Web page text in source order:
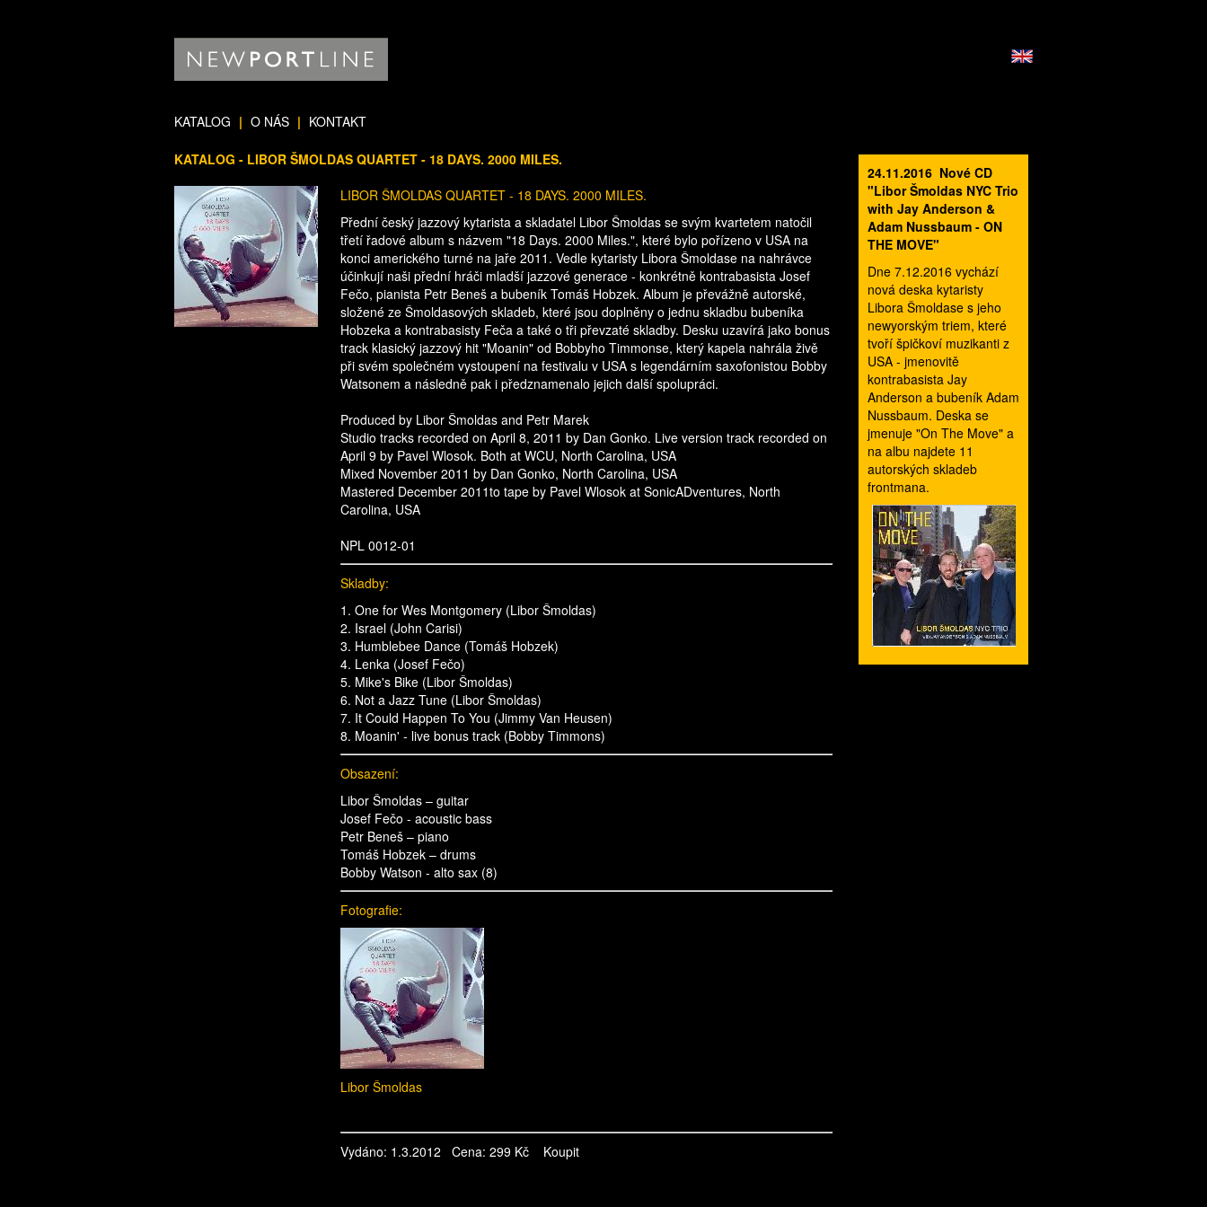
KATALOG | O NÁS | KONTAKT
KATALOG - LIBOR ŠMOLDAS QUARTET - 18 DAYS. 2000 MILES.
LIBOR ŠMOLDAS QUARTET - 18 DAYS. 2000 MILES.
Přední český jazzový kytarista a skladatel Libor Šmoldas se svým kvartetem natočil
třetí řadové album s názvem "18 Days. 2000 Miles.", které bylo pořízeno v USA na
konci amerického turné na jaře 2011. Vedle kytaristy Libora Šmoldase na nahrávce
účinkují naši přední hráči mladší jazzové generace - konkrétně kontrabasista Josef
Fečo, pianista Petr Beneš a bubeník Tomáš Hobzek. Album je převážně autorské,
složené ze Šmoldasových skladeb, které jsou doplněny o jednu skladbu bubeníka
Hobzeka a kontrabasisty Feča a také o tři převzaté skladby. Desku uzavírá jako bonus
track klasický jazzový hit "Moanin" od Bobbyho Timmonse, který kapela nahrála živě
při svém společném vystoupení na festivalu v USA s legendárním saxofonistou Bobby
Watsonem a následně pak i předznamenalo jejich další spolupráci.
Produced by Libor Šmoldas and Petr Marek
Studio tracks recorded on April 8, 2011 by Dan Gonko. Live version track recorded on
April 9 by Pavel Wlosok. Both at WCU, North Carolina, USA
Mixed November 2011 by Dan Gonko, North Carolina, USA
Mastered December 2011to tape by Pavel Wlosok at SonicADventures, North
Carolina, USA
NPL 0012-01
Skladby:
1. One for Wes Montgomery (Libor Šmoldas)
2. Israel (John Carisi)
3. Humblebee Dance (Tomáš Hobzek)
4. Lenka (Josef Fečo)
5. Mike's Bike (Libor Šmoldas)
6. Not a Jazz Tune (Libor Šmoldas)
7. It Could Happen To You (Jimmy Van Heusen)
8. Moanin' - live bonus track (Bobby Timmons)
Obsazení:
Libor Šmoldas – guitar
Josef Fečo - acoustic bass
Petr Beneš – piano
Tomáš Hobzek – drums
Bobby Watson - alto sax (8)
Fotografie:
Libor Šmoldas
Vydáno: 1.3.2012 Cena: 299 Kč Koupit
24.11.2016 Nové CD
"Libor Šmoldas NYC Trio
with Jay Anderson &
Adam Nussbaum - ON
THE MOVE"
Dne 7.12.2016 vychází
nová deska kytaristy
Libora Šmoldase s jeho
newyorským triem, které
tvoří špičkoví muzikanti z
USA - jmenovitě
kontrabasista Jay
Anderson a bubeník Adam
Nussbaum. Deska se
jmenuje "On The Move" a
na albu najdete 11
autorských skladeb
frontmana.